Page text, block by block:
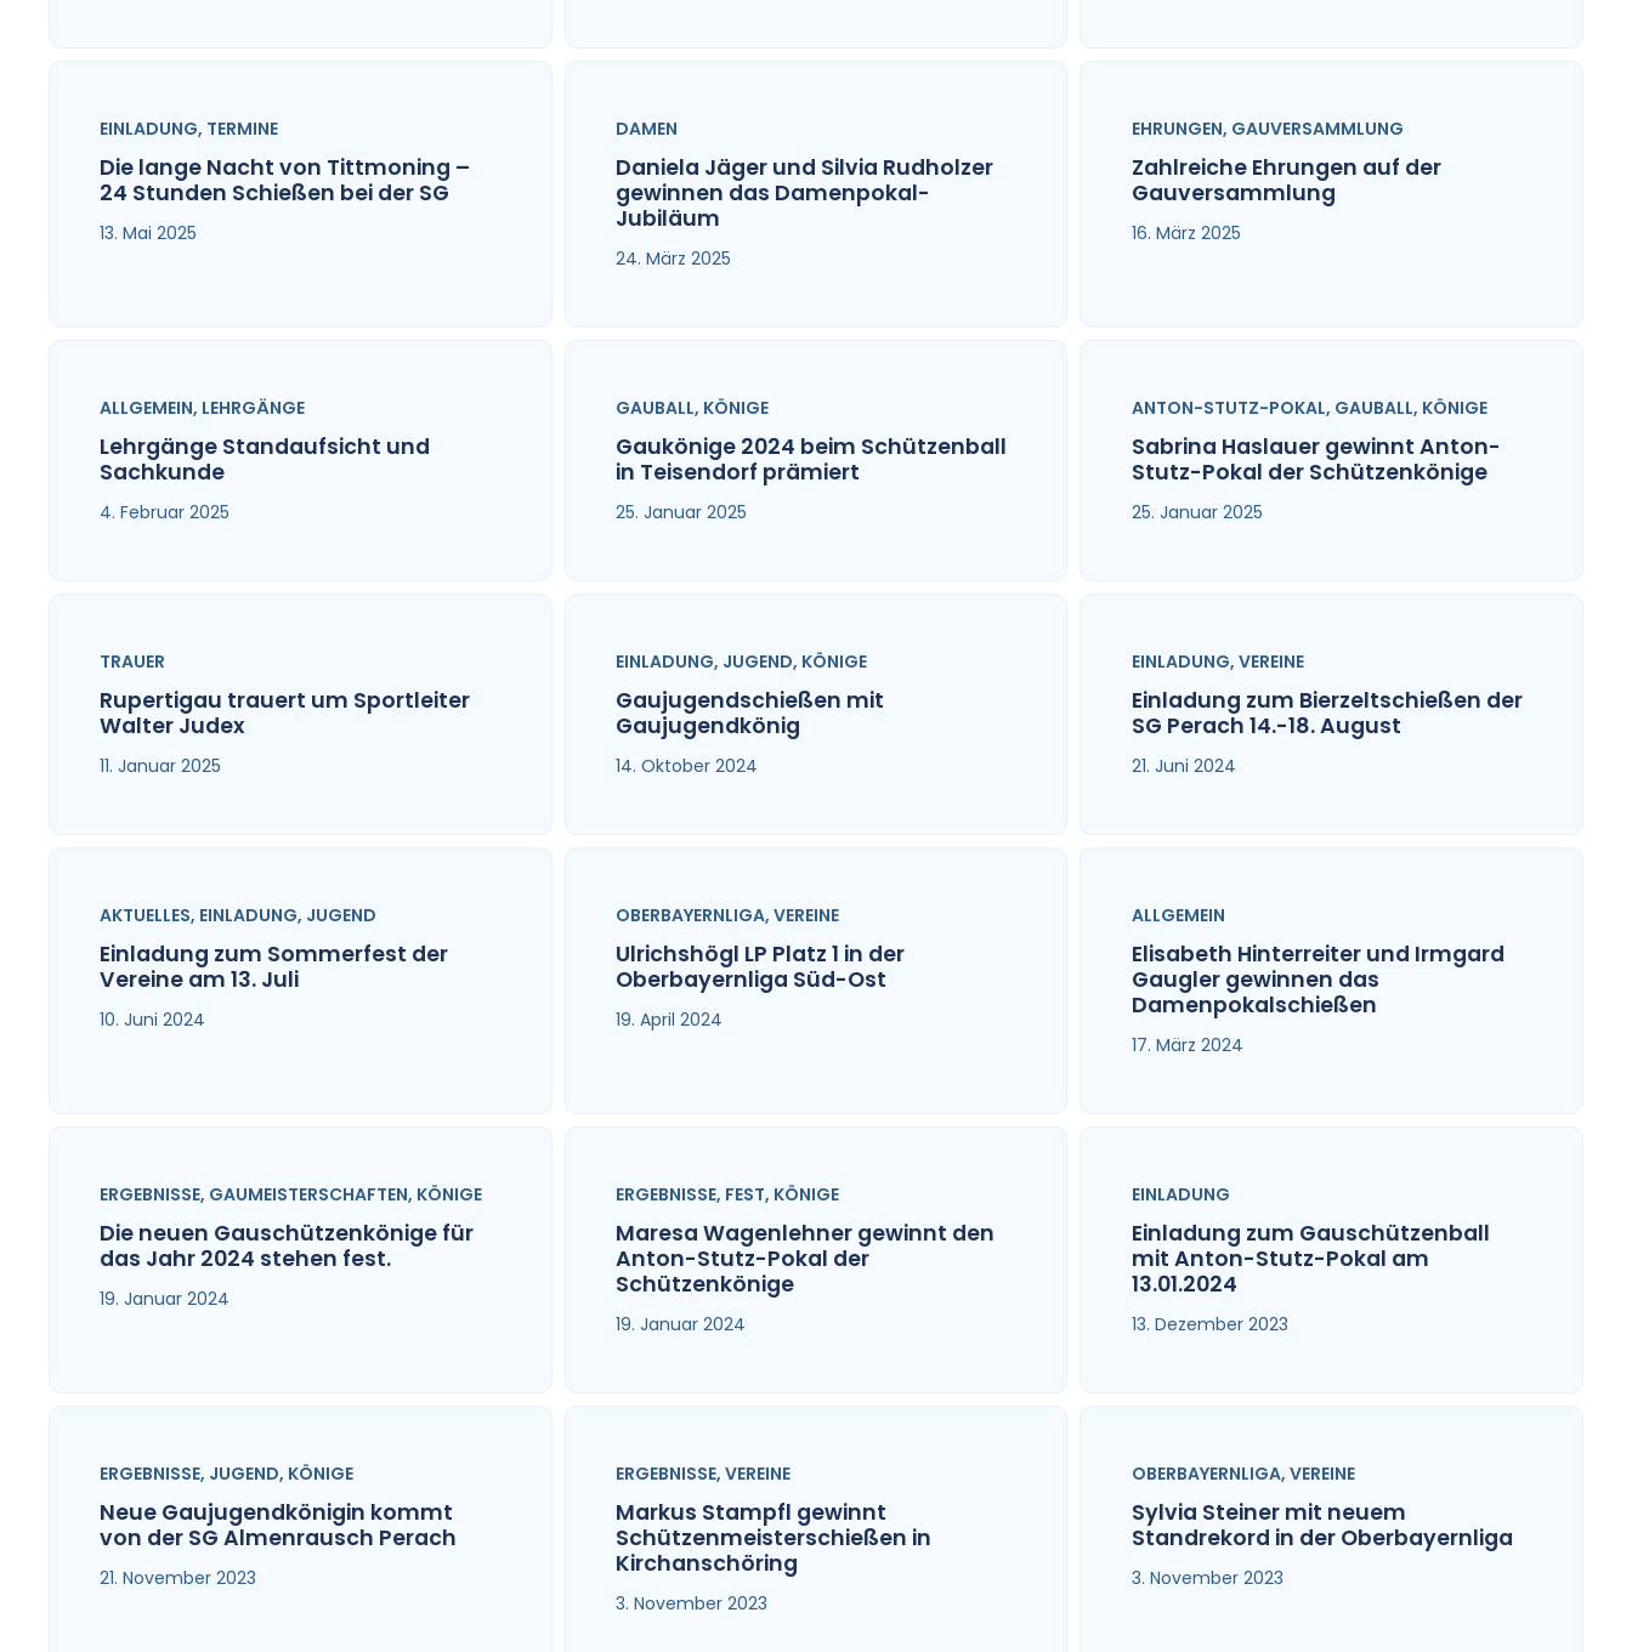
EINLADUNG, TERMINE
Die lange Nacht von Tittmoning –
24 Stunden Schießen bei der SG
13. Mai 2025
DAMEN
Daniela Jäger und Silvia Rudholzer
gewinnen das Damenpokal-
Jubiläum
24. März 2025
EHRUNGEN, GAUVERSAMMLUNG
Zahlreiche Ehrungen auf der
Gauversammlung
16. März 2025
ALLGEMEIN, LEHRGÄNGE
Lehrgänge Standaufsicht und
Sachkunde
4. Februar 2025
GAUBALL, KÖNIGE
Gaukönige 2024 beim Schützenball
in Teisendorf prämiert
25. Januar 2025
ANTON-STUTZ-POKAL, GAUBALL, KÖNIGE
Sabrina Haslauer gewinnt Anton-
Stutz-Pokal der Schützenkönige
25. Januar 2025
TRAUER
Rupertigau trauert um Sportleiter
Walter Judex
11. Januar 2025
EINLADUNG, JUGEND, KÖNIGE
Gaujugendschießen mit
Gaujugendkönig
14. Oktober 2024
EINLADUNG, VEREINE
Einladung zum Bierzeltschießen der
SG Perach 14.-18. August
21. Juni 2024
AKTUELLES, EINLADUNG, JUGEND
Einladung zum Sommerfest der
Vereine am 13. Juli
10. Juni 2024
OBERBAYERNLIGA,VEREINE
Ulrichshögl LP Platz 1 in der
Oberbayernliga Süd-Ost
19. April 2024
ALLGEMEIN
Elisabeth Hinterreiter und Irmgard
Gaugler gewinnen das
Damenpokalschießen
17. März 2024
ERGEBNISSE, GAUMEISTERSCHAFTEN, KÖNIGE
Die neuen Gauschützenkönige für
das Jahr 2024 stehen fest.
19. Januar 2024
ERGEBNISSE, FEST, KÖNIGE
Maresa Wagenlehner gewinnt den
Anton-Stutz-Pokal der
Schützenkönige
19. Januar 2024
EINLADUNG
Einladung zum Gauschützenball
mit Anton-Stutz-Pokal am
13.01.2024
13. Dezember 2023
ERGEBNISSE, JUGEND, KÖNIGE
Neue Gaujugendkönigin kommt
von der SG Almenrausch Perach
21. November 2023
ERGEBNISSE,VEREINE
Markus Stampfl gewinnt
Schützenmeisterschießen in
Kirchanschöring
3. November 2023
OBERBAYERNLIGA, VEREINE
Sylvia Steiner mit neuem
Standrekord in der Oberbayernliga
3. November 2023